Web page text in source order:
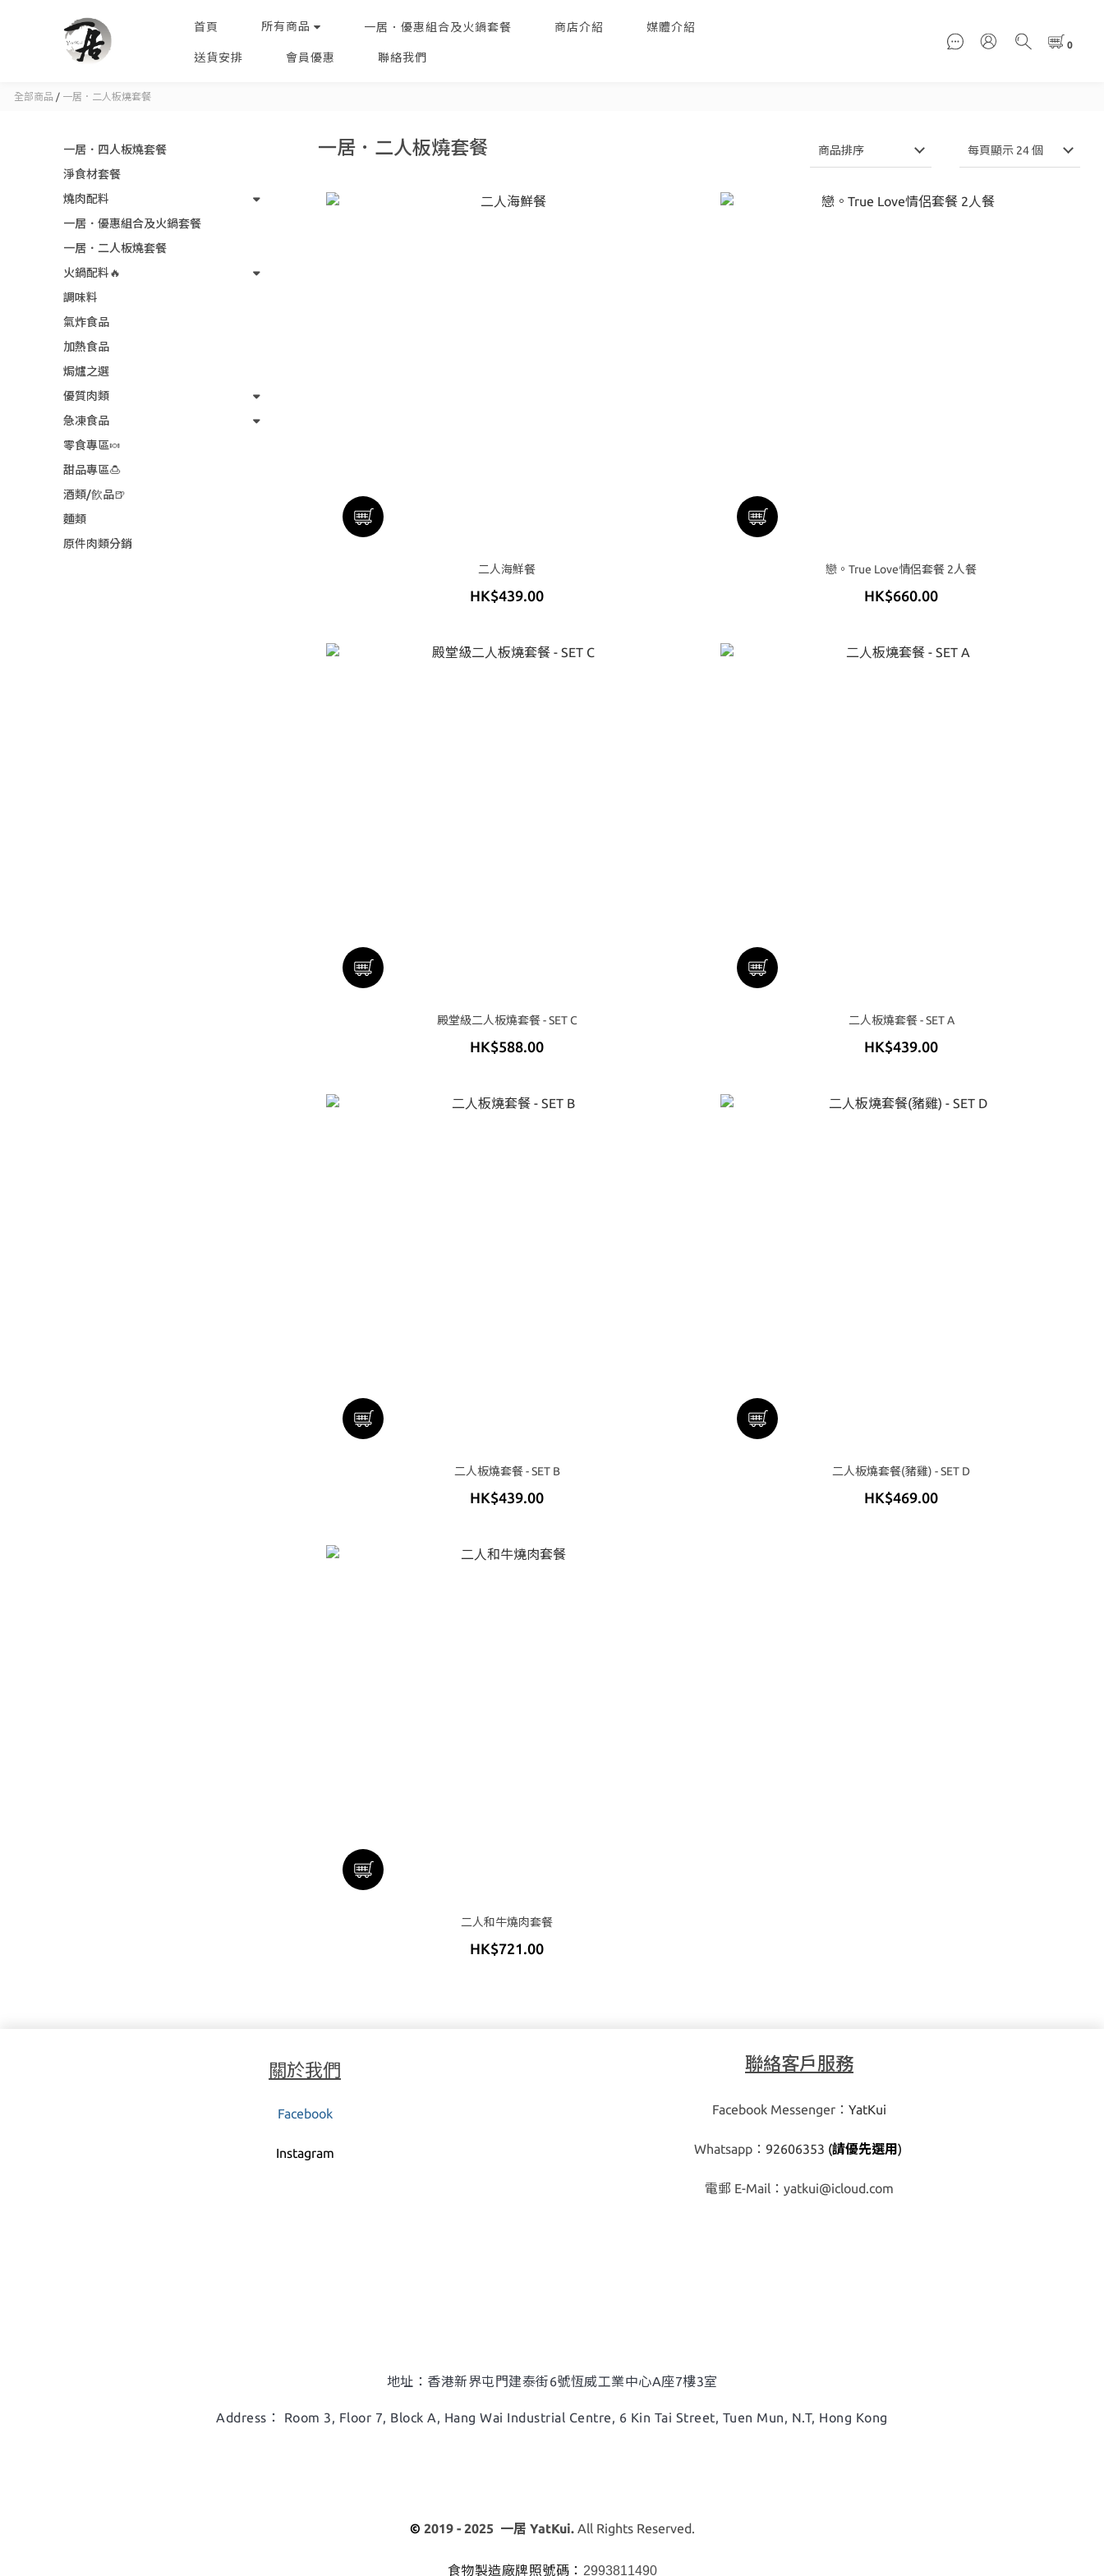
首頁 所有商品 一居．優惠組合及火鍋套餐 商店介紹 媒體介紹
送貨安排 會員優惠 聯絡我們
全部商品 / 一居．二人板燒套餐
一居．四人板燒套餐
淨食材套餐
燒肉配料
一居．優惠組合及火鍋套餐
一居．二人板燒套餐
火鍋配料🔥
調味料
氣炸食品
加熱食品
焗爐之選
優質肉類
急凍食品
零食專區🍬
甜品專區🍮
酒類/飮品🍺
麵類
原件肉類分銷
一居．二人板燒套餐 商品排序 每頁顯示 24 個
二人海鮮餐
HK$439.00
戀。True Love情侶套餐 2人餐
HK$660.00
殿堂級二人板燒套餐 - SET C
HK$588.00
二人板燒套餐 - SET A
HK$439.00
二人板燒套餐 - SET B
HK$439.00
二人板燒套餐(豬雞) - SET D
HK$469.00
二人和牛燒肉套餐
HK$721.00
關於我們
Facebook
Instagram
聯絡客戶服務
Facebook Messenger： YatKui
Whatsapp： 92606353 (請優先選用)
​電郵 E-Mail： yatkui@icloud.com
地址：香港新界屯門建泰街6號恆威工業中心A座7樓3室
Address： Room 3, Floor 7, Block A, Hang Wai Industrial Centre, 6 Kin Tai Street, Tuen Mun, N.T, Hong Kong
© 2019 - 2025 一居 YatKui. All Rights Reserved.
食物製造廠牌照號碼： 2993811490